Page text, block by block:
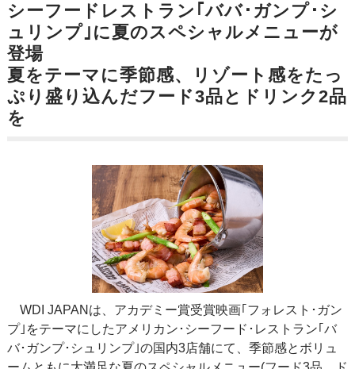
シーフードレストラン｢ババ･ガンプ･シ
ュリンプ｣に夏のスペシャルメニューが
登場
夏をテーマに季節感、リゾート感をたっ
ぷり盛り込んだフード3品とドリンク2品
を
WDI JAPANは、アカデミー賞受賞映画｢フォレスト･ガン
プ｣をテーマにしたアメリカン･シーフード･レストラン｢バ
バ･ガンプ･シュリンプ｣の国内3店舗にて、季節感とボリュ